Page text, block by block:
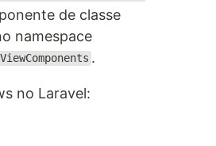
de classe
namespace
.
no Laravel: